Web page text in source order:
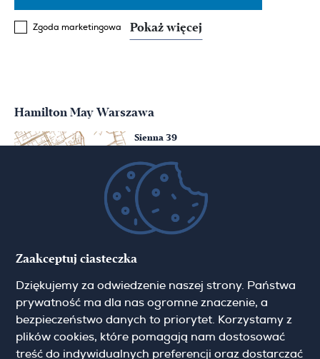
Zgoda marketingowa Pokaż więcej
Hamilton May Warszawa
Sienna 39
(+48) 22 428 16 15
warsaw@hamiltonmay.com
31-117 Krakow
(+48) 12 426 51 26
krakow@hamiltonmay.com
Zaakceptuj ciasteczka
Dziękujemy za odwiedzenie naszej strony. Państwa
prywatność ma dla nas ogromne znaczenie, a
bezpieczeństwo danych to priorytet. Korzystamy z
plików cookies, które pomagają nam dostosować
treść do indywidualnych preferencji oraz dostarczać